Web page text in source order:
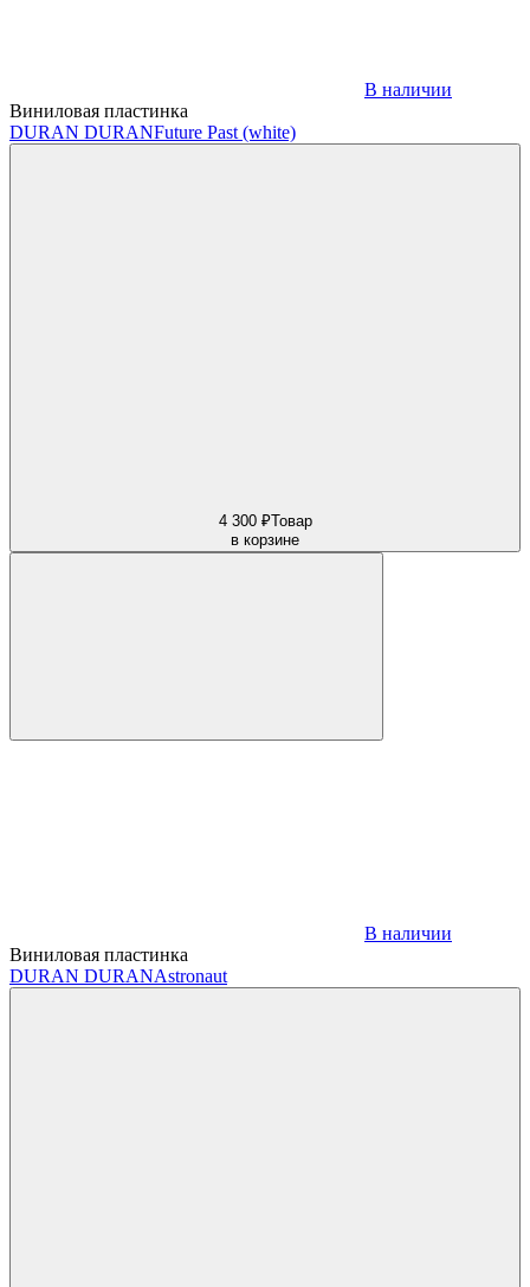
В наличии
Виниловая пластинка
DURAN DURANFuture Past (white)
4 300 ₽Товар
в корзине
В наличии
Виниловая пластинка
DURAN DURANAstronaut